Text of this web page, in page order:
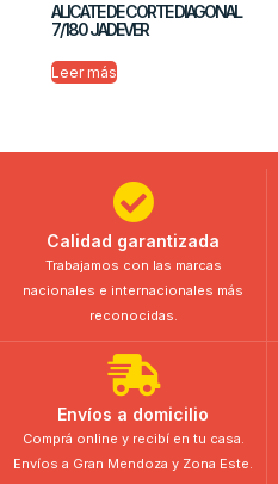
ALICATE DE CORTE DIAGONAL
7/180 JADEVER
Leer más
Calidad garantizada
Trabajamos con las marcas
nacionales e internacionales más
reconocidas.
Envíos a domicilio
Comprá online y recibí en tu casa.
Envíos a Gran Mendoza y Zona Este.